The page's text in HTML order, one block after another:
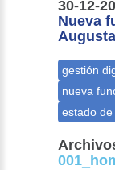
30-12-
Nueva
Augusta